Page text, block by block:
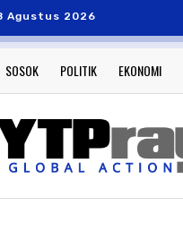
Agustus 2026
SOSOK POLITIK EKONOMI